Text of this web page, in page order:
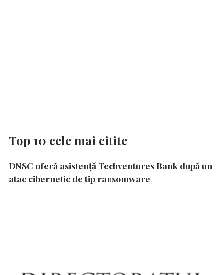
Top 10 cele mai citite
DNSC oferă asistență Techventures Bank după un
atac cibernetic de tip ransomware